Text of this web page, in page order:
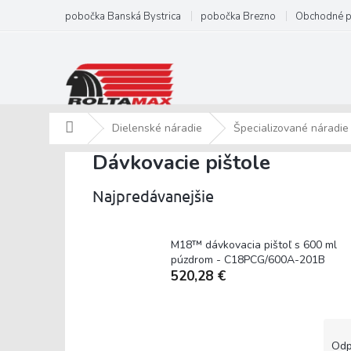
obsah
pobočka Banská Bystrica pobočka Brezno Obchodné
DomovDielenské náradie Špecializované náradie
Dávkovacie pištole
Najpredávanejšie
M18™ dávkovacia pištoľ s 600 ml
púzdrom - C18PCG/600A-201B
520,28 €